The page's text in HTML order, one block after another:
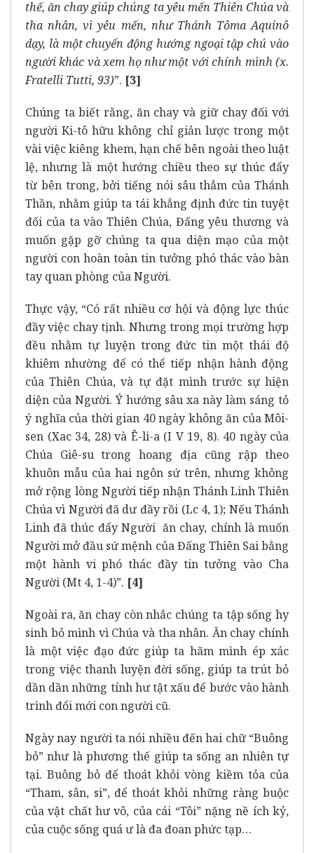
thế, ăn chay giúp chúng ta yêu mến Thiên Chúa và
tha nhân, vì yêu mến, như Thánh Tôma Aquinô
dạy, là một chuyển động hướng ngoại tập chú vào
người khác và xem họ như một với chính mình (x.
Fratelli Tutti, 93)”. [3]
Chúng ta biết rằng, ăn chay và giữ chay đối với
người Ki-tô hữu không chỉ giản lược trong một
vài việc kiêng khem, hạn chế bên ngoài theo luật
lệ, nhưng là một hướng chiều theo sự thúc đẩy
từ bên trong, bởi tiếng nói sâu thẳm của Thánh
Thần, nhằm giúp ta tái khẳng định đức tin tuyệt
đối của ta vào Thiên Chúa, Đấng yêu thương và
muốn gặp gỡ chúng ta qua diện mạo của một
người con hoàn toàn tin tưởng phó thác vào bàn
tay quan phòng của Người.
Thực vậy, “Có rất nhiều cơ hội và động lực thúc
đầy việc chay tịnh. Nhưng trong mọi trường hợp
đều nhằm tự luyện trong đức tin một thái độ
khiêm nhường để có thể tiếp nhận hành động
của Thiên Chúa, và tự đặt mình trước sự hiện
diện của Người. Ý hướng sâu xa này làm sáng tỏ
ý nghĩa của thời gian 40 ngày không ăn của Môi-
sen (Xac 34, 28) và Ê-li-a (I V 19, 8). 40 ngày của
Chúa Giê-su trong hoang địa cũng rập theo
khuôn mẫu của hai ngôn sứ trên, nhưng không
mở rộng lòng Người tiếp nhận Thánh Linh Thiên
Chúa vì Người đã dư đầy rồi (Lc 4, 1); Nếu Thánh
Linh đã thúc đẩy Người ăn chay, chính là muốn
Người mở đầu sứ mệnh của Đấng Thiên Sai bằng
một hành vi phó thác đầy tin tưởng vào Cha
Người (Mt 4, 1-4)”. [4]
Ngoài ra, ăn chay còn nhắc chúng ta tập sống hy
sinh bỏ mình vì Chúa và tha nhân. Ăn chay chính
là một việc đạo đức giúp ta hãm mình ép xác
trong việc thanh luyện đời sống, giúp ta trút bỏ
dần dần những tính hư tật xấu để bước vào hành
trình đổi mới con người cũ.
Ngày nay người ta nói nhiều đến hai chữ “Buông
bỏ” như là phương thế giúp ta sống an nhiên tự
tại. Buông bỏ để thoát khỏi vòng kiềm tỏa của
“Tham, sân, si”, để thoát khỏi những ràng buộc
của vật chất hư vô, của cái “Tôi” nặng nề ích kỷ,
của cuộc sống quá ư là đa đoan phức tạp…